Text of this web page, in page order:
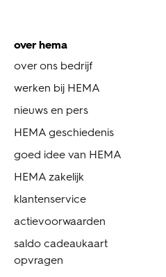
over hema
over ons bedrijf
werken bij HEMA
nieuws en pers
HEMA geschiedenis
goed idee van HEMA
HEMA zakelijk
klantenservice
actievoorwaarden
saldo cadeaukaart
opvragen